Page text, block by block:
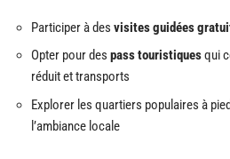
Participer à des visites guidées
Opter pour des pass touristiquesqui
réduit et transports
Explorer les quartiers populaires à
l’ambiance locale